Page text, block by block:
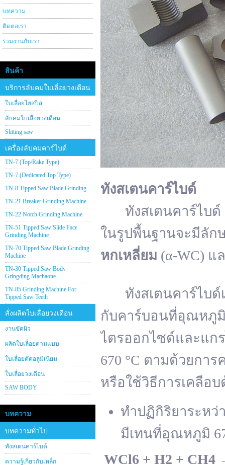
บทความ
ติดต่อเรา
ร่วมงานกับเรา
สินค้า
บริการลับคมใบเลื่อยวงเดือน
ใบเลื่อยไฮสปีส
ลับคมใบเลื่อยวงเดือน
Slitting saw
เครื่องลับคมคาร์ไบด์
TN-7 (Top/Rake Type)
TN-7 (Dedicated Top Type)
TN-8 Tipped Saw Blade Grinding
TN-21 Breaker Grinding Machine
TN-22 Notch Grinding Machine
TN-51 Tipped Saw Slide Face
Grinding Machine
TN-70 Tipped Saw Blade Grinding
Machine
TN-30 Tipped Saw Body
Gringding Machaone
TN-85 Grinding Machine For
Tipped Saw Teeth
สั่งผลิตใบเลื่อยวงเดือน
งานขัดผิว
ผลิตใบเลื่อยตามแบบ
ใบเลื่อยตัดอลูมิเนียม
ใบเลื่อยวงเดือน
SAW BODY
บทความ
บทความทั่วไป
ทังสเตนคาร์ไบด์
ความรู้เกี่ยวกับเหล็ก
ทังสเตนคาร์ไบด์
ทังสเตนคาร์ไบด์ (
ในรูปพื้นฐานจะมีลัก
หกเหลี่ยม (α-WC) แ
ทังสเตนคาร์ไบด์เ
กับคาร์บอนที่อุณหภูมิ
ไตรออกไซด์และแก
670 °C ตามด้วยกา
หรือใช้วิธีการเคลือบ
ทำปฏิกิริยาระหว่
มีเทนที่อุณหภูมิ
WCl6 + H2 + CH4